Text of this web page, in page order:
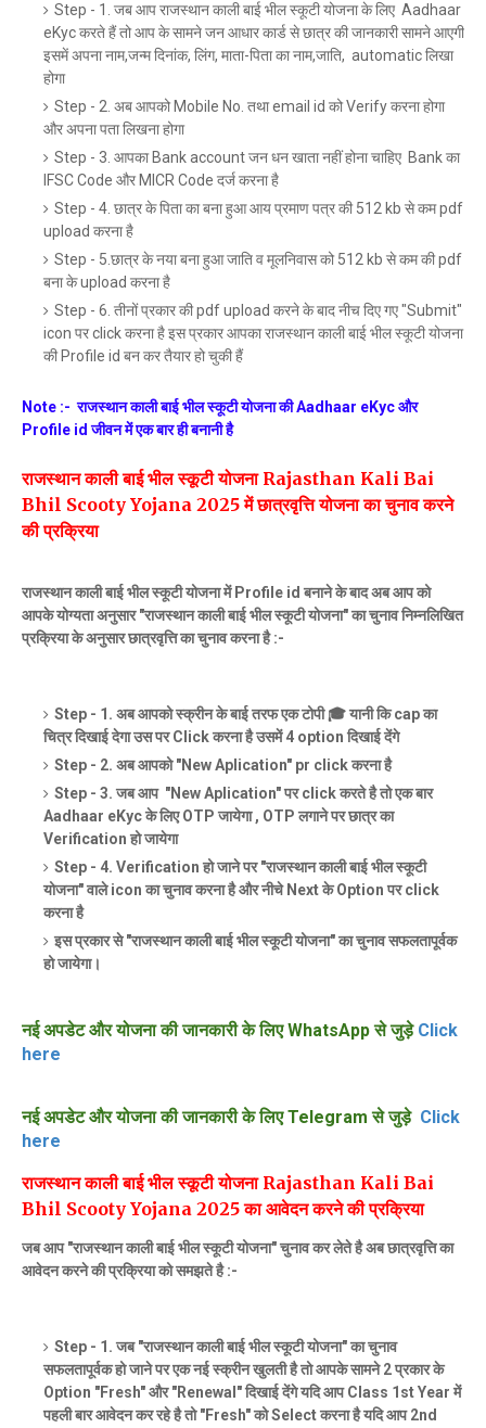
Step - 1. जब आप राजस्थान काली बाई भील स्कूटी योजना के लिए Aadhaar
eKyc करते हैं तो आप के सामने जन आधार कार्ड से छात्र की जानकारी सामने आएगी
इसमें अपना नाम,जन्म दिनांक, लिंग, माता-पिता का नाम,जाति, automatic लिखा
होगा
Step - 2. अब आपको Mobile No. तथा email id को Verify करना होगा
और अपना पता लिखना होगा
Step - 3. आपका Bank account जन धन खाता नहीं होना चाहिए Bank का
IFSC Code और MICR Code दर्ज करना है
Step - 4. छात्र के पिता का बना हुआ आय प्रमाण पत्र की 512 kb से कम pdf
upload करना है
Step - 5.छात्र के नया बना हुआ जाति व मूलनिवास को 512 kb से कम की pdf
बना के upload करना है
Step - 6. तीनों प्रकार की pdf upload करने के बाद नीच दिए गए "Submit"
icon पर click करना है इस प्रकार आपका राजस्थान काली बाई भील स्कूटी योजना
की Profile id बन कर तैयार हो चुकी हैं
Note :- राजस्थान काली बाई भील स्कूटी योजना की Aadhaar eKyc और
Profile id जीवन में एक बार ही बनानी है
राजस्थान काली बाई भील स्कूटी योजना Rajasthan Kali Bai
Bhil Scooty Yojana 2025 में छात्रवृत्ति योजना का चुनाव करने
की प्रक्रिया
राजस्थान काली बाई भील स्कूटी योजना में Profile id बनाने के बाद अब आप को
आपके योग्यता अनुसार "राजस्थान काली बाई भील स्कूटी योजना" का चुनाव निम्नलिखित
प्रक्रिया के अनुसार छात्रवृत्ति का चुनाव करना है :-
Step - 1. अब आपको स्क्रीन के बाई तरफ एक टोपी 🎓 यानी कि cap का
चित्र दिखाई देगा उस पर Click करना है उसमें 4 option दिखाई देंगे
Step - 2. अब आपको "New Aplication" pr click करना है
Step - 3. जब आप "New Aplication" पर click करते है तो एक बार
Aadhaar eKyc के लिए OTP जायेगा , OTP लगाने पर छात्र का
Verification हो जायेगा
Step - 4. Verification हो जाने पर "राजस्थान काली बाई भील स्कूटी
योजना" वाले icon का चुनाव करना है और नीचे Next के Option पर click
करना है
इस प्रकार से "राजस्थान काली बाई भील स्कूटी योजना" का चुनाव सफलतापूर्वक
हो जायेगा।
नई अपडेट और योजना की जानकारी के लिए WhatsApp से जुड़ेClick
here
नई अपडेट और योजना की जानकारी के लिए Telegram से जुड़ेClick
here
राजस्थान काली बाई भील स्कूटी योजना Rajasthan Kali Bai
Bhil Scooty Yojana 2025 का आवेदन करने की प्रक्रिया
जब आप "राजस्थान काली बाई भील स्कूटी योजना" चुनाव कर लेते है अब छात्रवृत्ति का
आवेदन करने की प्रक्रिया को समझते है :-
Step - 1. जब "राजस्थान काली बाई भील स्कूटी योजना" का चुनाव
सफलतापूर्वक हो जाने पर एक नई स्क्रीन खुलती है तो आपके सामने 2 प्रकार के
Option "Fresh" और "Renewal" दिखाई देंगे यदि आप Class 1st Year में
पहली बार आवेदन कर रहे है तो "Fresh" को Select करना है यदि आप 2nd